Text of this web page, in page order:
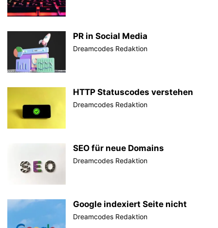
PR in Social Media
Dreamcodes Redaktion
HTTP Statuscodes verstehen
Dreamcodes Redaktion
SEO für neue Domains
Dreamcodes Redaktion
Google indexiert Seite nicht
Dreamcodes Redaktion